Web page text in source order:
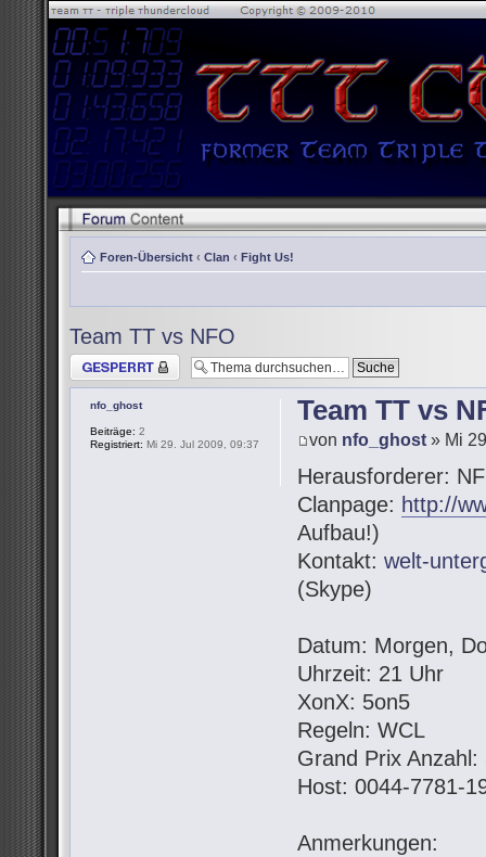
Foren-Übersicht ‹ Clan ‹ Fight Us!
Team TT vs NFO
Thema gesperrt
Team TT vs
von nfo_ghost » Mi
Herausforderer:
Clanpage: http://
Aufbau!)
Kontakt:welt-
(Skype)
Datum: Morgen,
Uhrzeit: 21 Uhr
XonX: 5on5
Regeln: WCL
Grand Prix Anzahl:
Host: 0044-7781-
Anmerkungen:
nfo_ghost
Beiträge: 2
Registriert: Mi 29. Jul 2009, 09:37